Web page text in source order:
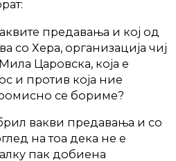
предавања и кој од
со Хера, организација чиј
Царовска, која е
и против која ние
се бориме?
вакви предавања и со
на тоа дека не е
пак добиена